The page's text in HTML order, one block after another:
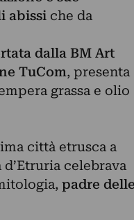
abissiche da
dalla BM Art
TuCom, presenta
grassa e olio
città etrusca a
celebrava
padre